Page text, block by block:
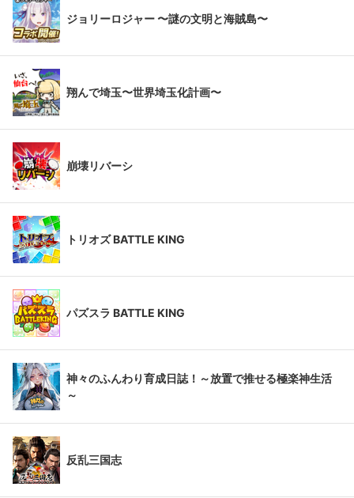
ジョリーロジャー 〜謎の文明と海賊島〜
翔んで埼玉〜世界埼玉化計画〜
崩壊リバーシ
トリオズ BATTLE KING
パズスラ BATTLE KING
神々のふんわり育成日誌！～放置で推せる極楽神生活
～
反乱三国志